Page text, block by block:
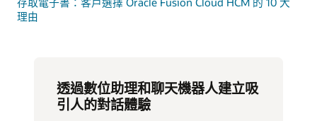
理由
透過數位助理和聊天機器人建立吸
引人的對話體驗